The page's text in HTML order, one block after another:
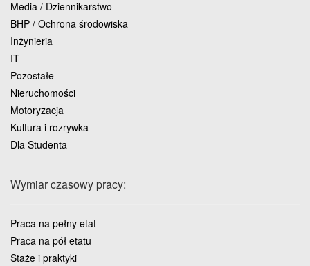
Media / Dziennikarstwo
BHP / Ochrona środowiska
Inżynieria
IT
Pozostałe
Nieruchomości
Motoryzacja
Kultura i rozrywka
Dla Studenta
Wymiar czasowy pracy:
Praca na pełny etat
Praca na pół etatu
Staże i praktyki